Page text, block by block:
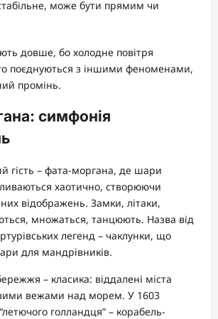
може бути прямим чи
довше, бо холодне повітря
поєднуються з іншими феноменами,
промінь.
симфонія
гість – фата-моргана, де шари
хаотично, створюючи
відображень. Замки, літаки,
множаться, танцюють. Назва від
легенд – чаклунки, що
для мандрівників.
– класика: віддалені міста
вежами над морем. У 1603
голландця” – корабель-